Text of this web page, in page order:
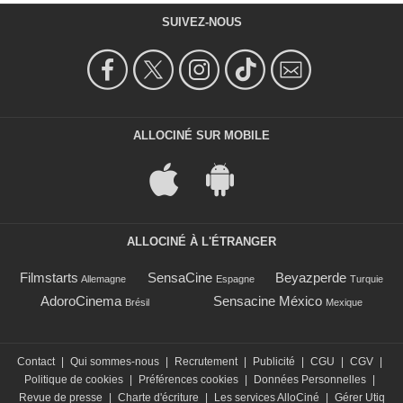
SUIVEZ-NOUS
ALLOCINÉ SUR MOBILE
ALLOCINÉ À L'ÉTRANGER
Filmstarts Allemagne SensaCine Espagne Beyazperde Turquie
AdoroCinema Brésil Sensacine México Mexique
Contact Qui sommes-nous Recrutement Publicité CGU CGV
Politique de cookies
Préférences cookies Données Personnelles
Revue de presse
Charte d'écriture Les services AlloCiné Gérer Utiq